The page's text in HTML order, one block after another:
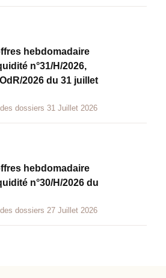
hebdomadaire
n°31/H/2026,
2026 du 31 juillet
dossiers 31 Juillet 2026
hebdomadaire
n°30/H/2026 du
dossiers 27 Juillet 2026